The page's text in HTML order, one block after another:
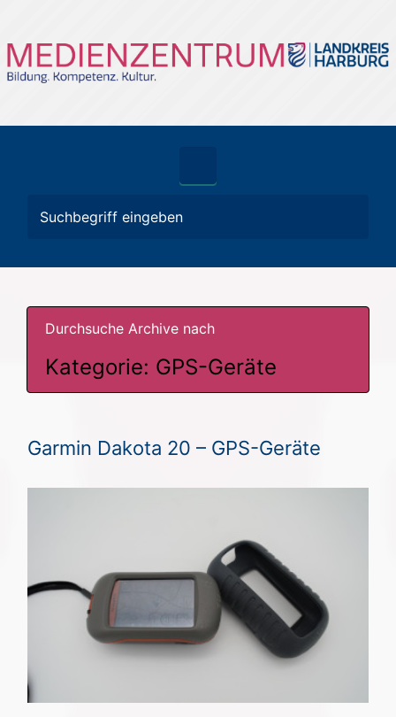
Durchsuche Archive nach
Kategorie: GPS-Geräte
Garmin Dakota 20 – GPS-Geräte